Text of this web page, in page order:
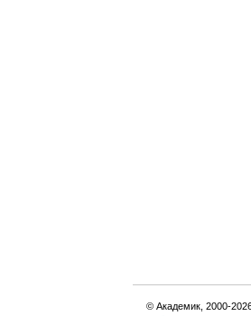
© Академик, 2000-